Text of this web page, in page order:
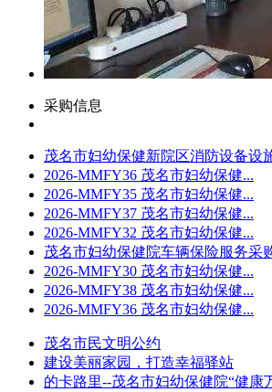
采购信息
茂名市妇幼保健新院区消防设备设
2026-MMFY36 茂名市妇幼保健...
2026-MMFY35 茂名市妇幼保健...
2026-MMFY37 茂名市妇幼保健...
2026-MMFY32 茂名市妇幼保健...
茂名市妇幼保健院车辆保险服务采
2026-MMFY30 茂名市妇幼保健...
2026-MMFY38 茂名市妇幼保健...
2026-MMFY36 茂名市妇幼保健...
茂名市民文明公约
建设美丽家园，打造幸福驿站
的卡路里--茂名市妇幼保健院“健康